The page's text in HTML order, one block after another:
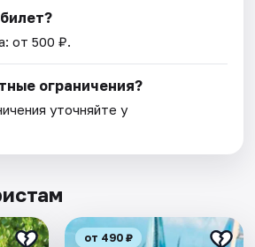
от 500 ₽.
ограничения?
уточняйте у
от 490 ₽